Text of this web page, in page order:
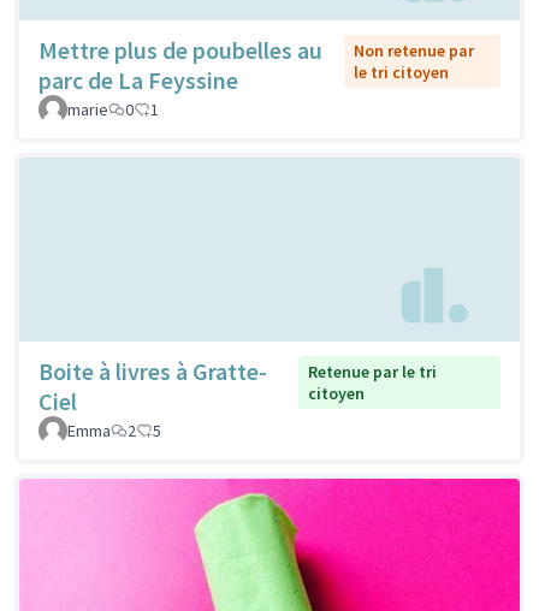
Mettre plus de poubelles au
parc de La Feyssine
Non retenue par
le tri citoyen
marie
0 1
Boite à livres à Gratte-
Ciel
Retenue par le tri
citoyen
Emma
2 5